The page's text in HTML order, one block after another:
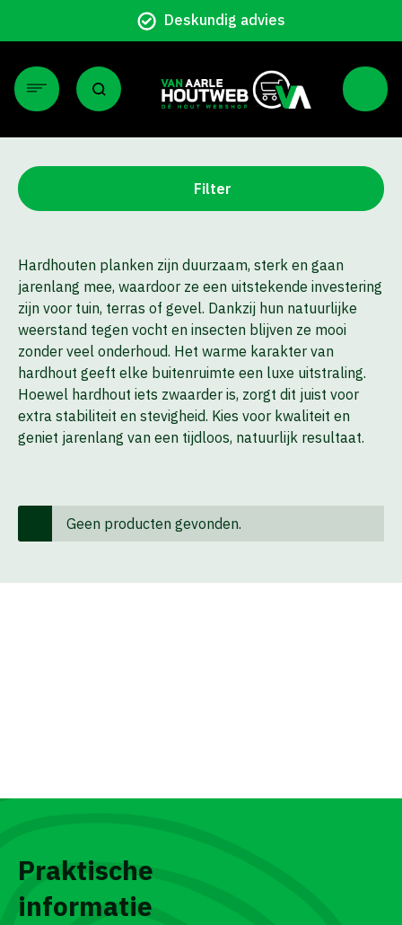
Deskundig advies
Filter
Hardhouten planken zijn duurzaam, sterk en gaan
jarenlang mee, waardoor ze een uitstekende investering
zijn voor tuin, terras of gevel. Dankzij hun natuurlijke
weerstand tegen vocht en insecten blijven ze mooi
zonder veel onderhoud. Het warme karakter van
hardhout geeft elke buitenruimte een luxe uitstraling.
Hoewel hardhout iets zwaarder is, zorgt dit juist voor
extra stabiliteit en stevigheid. Kies voor kwaliteit en
geniet jarenlang van een tijdloos, natuurlijk resultaat.
Geen producten gevonden.
Praktische
informatie